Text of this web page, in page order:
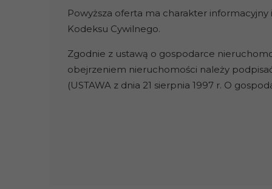
Powyższa oferta ma charakter
Kodeksu Cywilnego.
Zgodnie z ustawą o gospodarce
obejrzeniem nieruchomości należy
(USTAWA z dnia 21 sierpnia 1997 r. O